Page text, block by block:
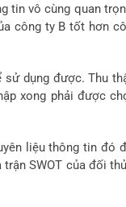
tin vô cùng quan
công ty B tốt hơn
dụng được. Thu
xong phải được
liệu thông tin đó
SWOT của đối